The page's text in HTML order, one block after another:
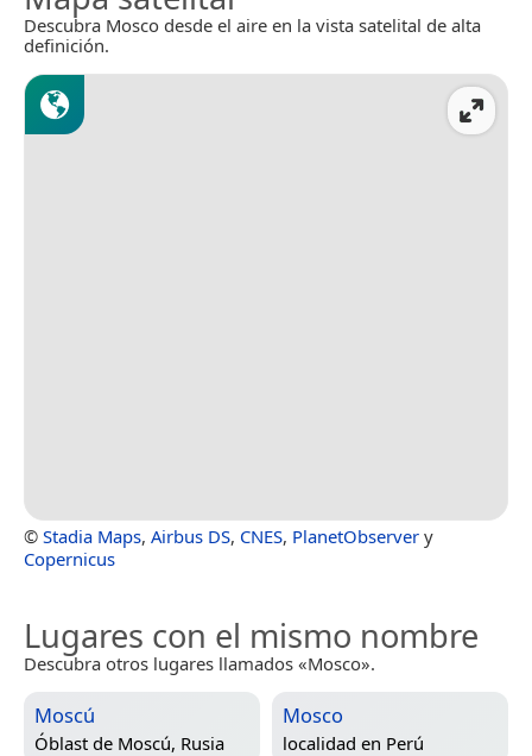
Descubra Mosco desde el aire en la vista satelital de alta
definición.
© Stadia Maps, Airbus DS, CNES, PlanetObserver y
Copernicus
Lugares con el mismo nombre
Descubra otros lugares llamados «Mosco».
Moscú
Óblast de Moscú, Rusia
Mosco
localidad en Perú